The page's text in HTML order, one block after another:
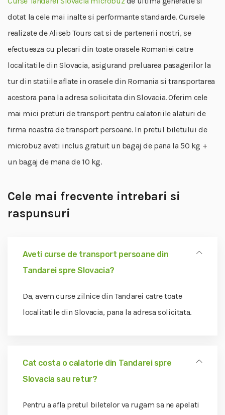
dotat la cele mai inalte si performante standarde. Cursele
realizate de Aliseb Tours cat si de partenerii nostri, se
efectueaza cu plecari din toate orasele Romaniei catre
localitatile din Slovacia, asigurand preluarea pasagerilor la
tur din statiile aflate in orasele din Romania si transportarea
acestora pana la adresa solicitata din Slovacia. Oferim cele
mai mici preturi de transport pentru calatoriile alaturi de
firma noastra de transport persoane. In pretul biletului de
microbuz aveti inclus gratuit un bagaj de pana la 50 kg +
un bagaj de mana de 10 kg.
Cele mai frecvente intrebari si
raspunsuri
Aveti curse de transport persoane din
Tandarei spre Slovacia?
Da, avem curse zilnice din Tandarei catre toate
localitatile din Slovacia, pana la adresa solicitata.
Cat costa o calatorie din Tandarei spre
Slovacia sau retur?
Pentru a afla pretul biletelor va rugam sa ne apelati